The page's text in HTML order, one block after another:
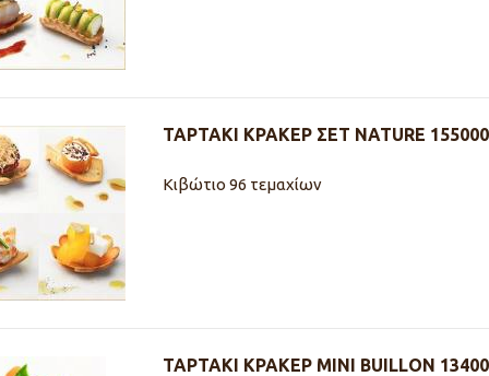
ΤΑΡΤΑΚΙ ΚΡΑΚΕΡ ΣΕΤ NATURE
Κιβώτιο 96 τεμαχίων
ΤΑΡΤΑΚΙ ΚΡΑΚΕΡ MINI BUILLON